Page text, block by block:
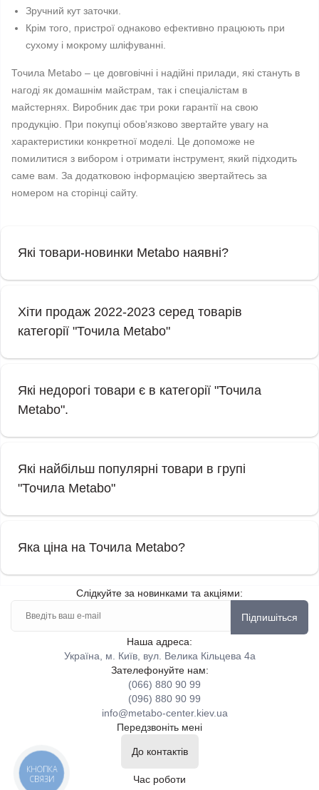
Зручний кут заточки.
Крім того, пристрої однаково ефективно працюють при
сухому і мокрому шліфуванні.
Точила Metabo – це довговічні і надійні прилади, які стануть в
нагоді як домашнім майстрам, так і спеціалістам в
майстернях. Виробник дає три роки гарантії на свою
продукцію. При покупці обов'язково звертайте увагу на
характеристики конкретної моделі. Це допоможе не
помилитися з вибором і отримати інструмент, який підходить
саме вам. За додатковою інформацією звертайтесь за
номером на сторінці сайту.
Які товари-новинки Metabo наявні?
Хіти продаж 2022-2023 серед товарів
категорії "Точила Metabo"
Які недорогі товари є в категорії "Точила
Metabo".
Які найбільш популярні товари в групі
"Точила Metabo"
Яка ціна на Точила Metabo?
Слідкуйте за новинками та акціями:
Підпишіться
Наша адреса:
Україна, м. Київ, вул. Велика Кільцева 4а
Зателефонуйте нам:
(066) 880 90 99
(096) 880 90 99
info@metabo-center.kiev.ua
Передзвоніть мені
До контактів
Час роботи
КНОПКА
СВЯЗИ